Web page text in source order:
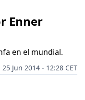
Enner
en el mundial.
25 Jun 2014 - 12:28 CET